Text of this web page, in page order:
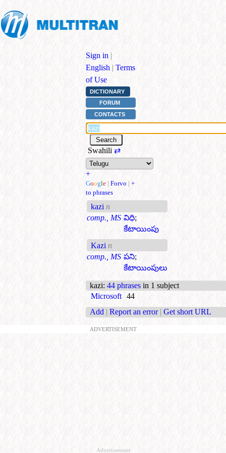
Sign in |
English | Terms
of Use
DICTIONARY
FORUM
CONTACTS
Swahili ⇄
+
Google | Forvo | +
to phrases
kazi n
comp., MS విధి;
కేటాయింపు
Kazi n
comp., MS పని;
కేటాయింపులు
kazi: 44 phrases in 1 subject
Microsoft 44
Add | Report an error | Get short URL
ADVERTISEMENT
Advertisement